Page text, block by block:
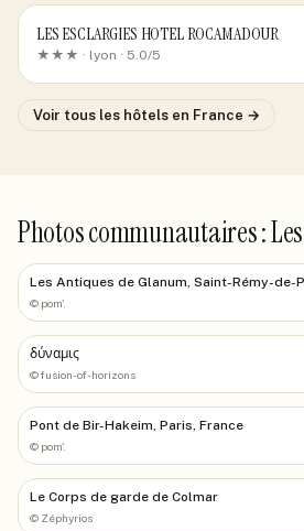
LES ESCLARGIES HOTEL ROCAMADOUR
★★★ · lyon · 5.0/5
Voir tous les hôtels en France →
Photos communautaires :
Les Antiques de Glanum, Saint-Rémy-de-
© pom'.
δύναμις
©fusion-of-horizons
Pont de Bir-Hakeim, Paris, France
© pom'.
Le Corps de garde de Colmar
© Zéphyrios